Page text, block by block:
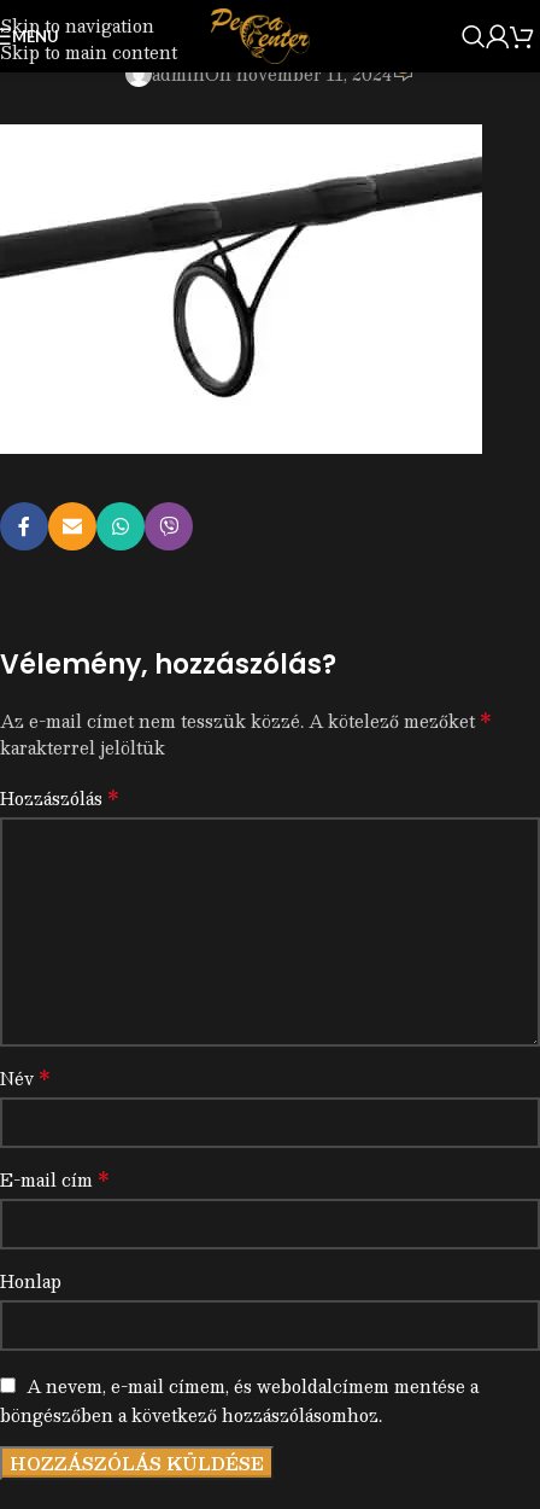
Skip to navigation
Skip to main content
MENU 121212010_6.jpg
adminOn november 11, 2024
Vélemény, hozzászólás?
Az e-mail címet nem tesszük közzé.A kötelező mezőket*
karakterrel jelöltük
Hozzászólás *
Név *
E-mail cím *
Honlap
A nevem, e-mail címem, és weboldalcímem mentése a
böngészőben a következő hozzászólásomhoz.